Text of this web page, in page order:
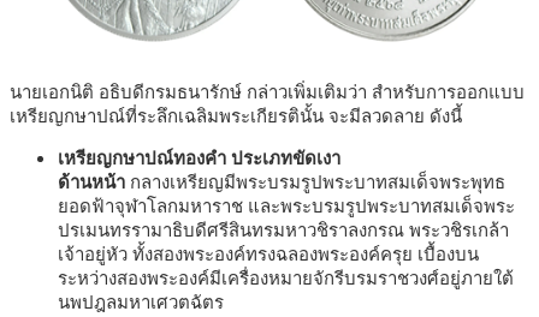
นายเอกนิติ อธิบดีกรมธนารักษ์ กล่าวเพิ่มเติมว่า สำหรับการออกแบบ
เหรียญกษาปณ์ที่ระลึกเฉลิมพระเกียรตินั้น จะมีลวดลาย ดังนี้
เหรียญกษาปณ์ทองคำ ประเภทขัดเงา
ด้านหน้า กลางเหรียญมีพระบรมรูปพระบาทสมเด็จพระพุทธ
ยอดฟ้าจุฬาโลกมหาราช และพระบรมรูปพระบาทสมเด็จพระ
ปรเมนทรรามาธิบดีศรีสินทรมหาวชิราลงกรณ พระวชิรเกล้า
เจ้าอยู่หัว ทั้งสองพระองค์ทรงฉลองพระองค์ครุย เบื้องบน
ระหว่างสองพระองค์มีเครื่องหมายจักรีบรมราชวงศ์อยู่ภายใต้
นพปฎลมหาเศวตฉัตร